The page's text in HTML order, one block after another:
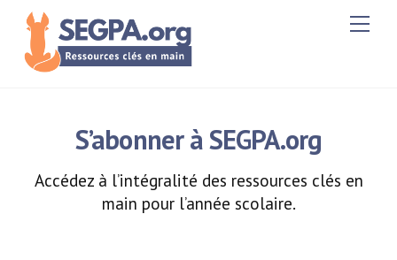
content
S’abonner à SEGPA.org
Accédez à l’intégralité des ressources clés en
main pour l’année scolaire.